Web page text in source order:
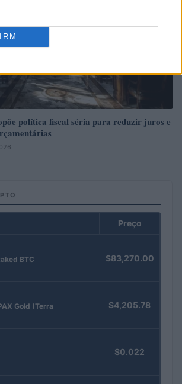
política fiscal séria para reduzir juros e
Preço
BTC $83,270.00
Gold (Terra $4,205.78
$0.022